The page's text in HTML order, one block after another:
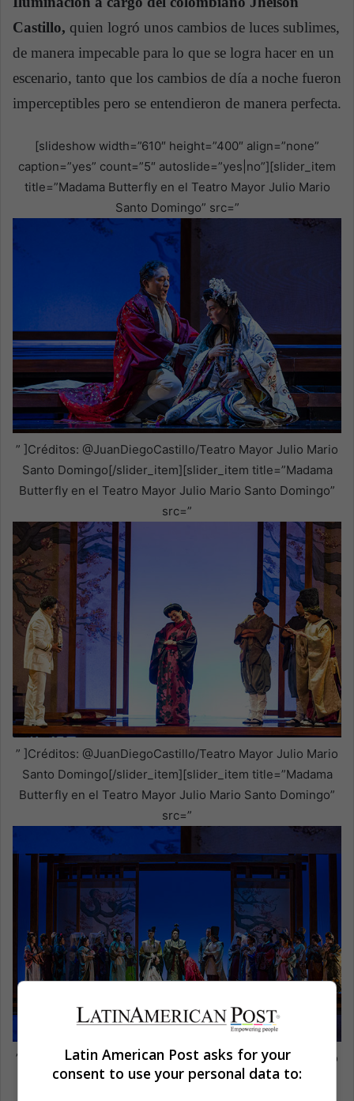
Castillo, quien logró unos cambios de luces sublimes,
de manera impecable para lo que se logra hacer en un
escenario, tanto que los cambios de día a noche fueron
imperceptibles pero se entendieron de manera perfecta.
[slideshow width=”610″ height=”400″ align=”none”
caption=”yes” count=”5″ autoslide=”yes|no”][slider_item
title=”Madama Butterfly en el Teatro Mayor Julio Mario
Santo Domingo” src=”
” ]Créditos: @JuanDiegoCastillo/Teatro Mayor Julio Mario
Santo Domingo[/slider_item][slider_item title=”Madama
Butterfly en el Teatro Mayor Julio Mario Santo Domingo”
src=”
” ]Créditos: @JuanDiegoCastillo/Teatro Mayor Julio Mario
Santo Domingo[/slider_item][slider_item title=”Madama
Butterfly en el Teatro Mayor Julio Mario Santo Domingo”
src=”
” ]Créditos: @JuanDiegoCastillo/Teatro Mayor Julio Mario
Santo Domingo[/slider_item][slider_item title=”Madama
Latin American Post asks for your
consent to use your personal data to: